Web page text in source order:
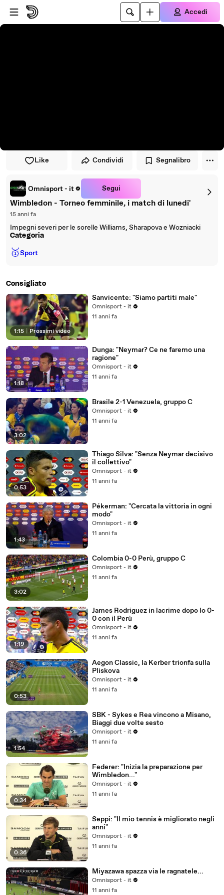
Vai al lettore
Passa al contenuto principale
Accedi
Like Condividi Segnalibro
Omnisport - it Segui
Wimbledon - Torneo femminile, i match di lunedi'
15 anni fa
Impegni severi per le sorelle Williams, Sharapova e Wozniacki
Categoria
🥇Sport
Consigliato
1:15 Prossimi video
Sanvicente: "Siamo partiti male"
Omnisport - it
11 anni fa
1:18
Dunga: "Neymar? Ce ne faremo una
ragione"
Omnisport - it
11 anni fa
3:02
Brasile 2-1 Venezuela, gruppo C
Omnisport - it
11 anni fa
0:53
Thiago Silva: "Senza Neymar decisivo
il collettivo"
Omnisport - it
11 anni fa
1:43
Pékerman: "Cercata la vittoria in ogni
modo"
Omnisport - it
11 anni fa
3:02
Colombia 0-0 Perù, gruppo C
Omnisport - it
11 anni fa
1:19
James Rodriguez in lacrime dopo lo 0-
0 con il Perù
Omnisport - it
11 anni fa
0:53
Aegon Classic, la Kerber trionfa sulla
Pliskova
Omnisport - it
11 anni fa
1:54
SBK - Sykes e Rea vincono a Misano,
Biaggi due volte sesto
Omnisport - it
11 anni fa
0:34
Federer: "Inizia la preparazione per
Wimbledon..."
Omnisport - it
11 anni fa
0:36
Seppi: "Il mio tennis è migliorato negli
anni"
Omnisport - it
11 anni fa
Miyazawa spazza via le ragnatele...
Omnisport - it
11 anni fa